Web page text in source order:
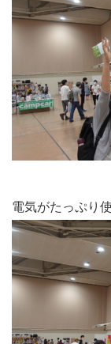
電気がたっぷり